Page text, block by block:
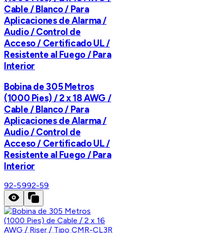
Cable / Blanco / Para
Aplicaciones de Alarma /
Audio / Control de
Acceso / Certificado UL /
Resistente al Fuego / Para
Interior
Bobina de 305 Metros
(1000 Pies) / 2 x 18 AWG /
Cable / Blanco / Para
Aplicaciones de Alarma /
Audio / Control de
Acceso / Certificado UL /
Resistente al Fuego / Para
Interior
92-5992-59